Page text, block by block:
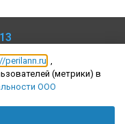
perilann.ru ,
(метрики) в
ООО